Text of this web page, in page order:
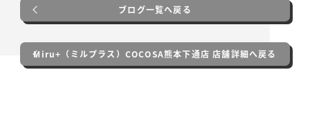
ブログ一覧へ戻る
Miru+（ミルプラス）COCOSA熊本下通店 店舗詳細へ戻る